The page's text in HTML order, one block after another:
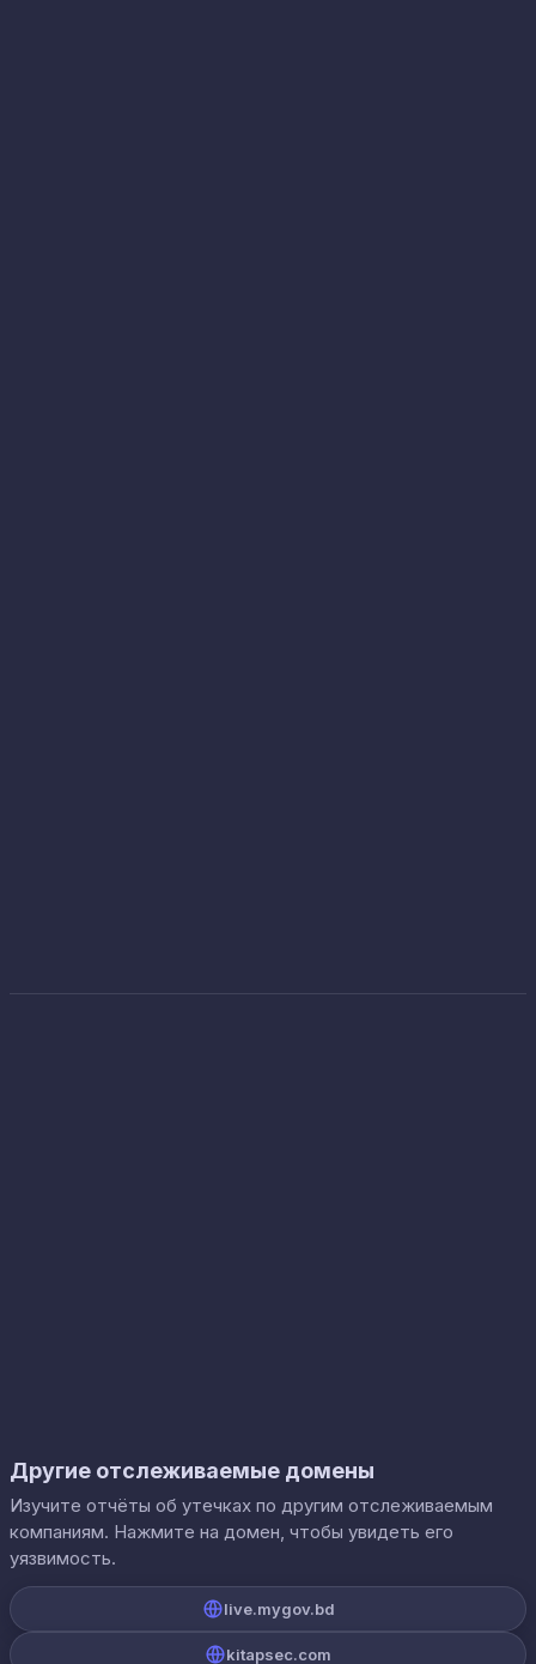
Другие отслеживаемые домены
Изучите отчёты об утечках по другим отслеживаемым
компаниям. Нажмите на домен, чтобы увидеть его
уязвимость.
live.mygov.bd
kitapsec.com